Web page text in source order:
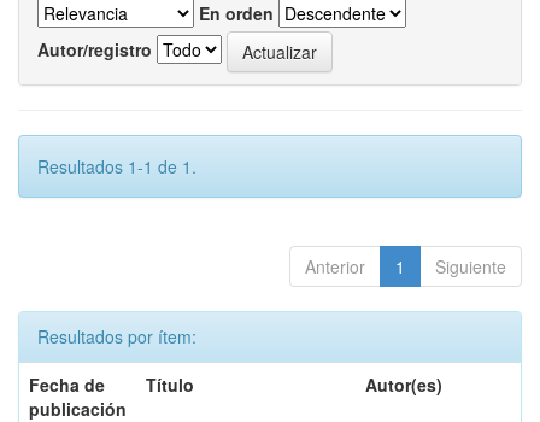
En orden
Autor/registro
Resultados 1-1 de 1.
Anterior 1 Siguiente
Resultados por ítem:
Fecha de
publicación
Título Autor(es)